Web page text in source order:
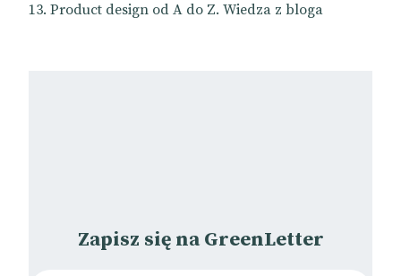
Product design od A do Z. Wiedza z bloga
Zapisz się na GreenLetter